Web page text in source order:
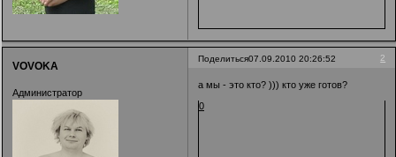
Поделиться 2
07.09.2010 20:26:52
VOVOKA
Администратор
а мы - это кто? ))) кто уже готов?
0